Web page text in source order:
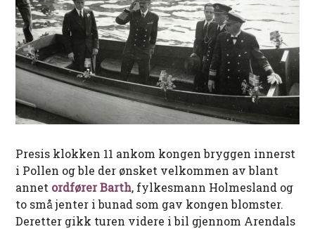
Presis klokken 11 ankom kongen bryggen innerst
i Pollen og ble der ønsket velkommen av blant
annet ordfører Barth, fylkesmann Holmesland og
to små jenter i bunad som gav kongen blomster.
Deretter gikk turen videre i bil gjennom Arendals